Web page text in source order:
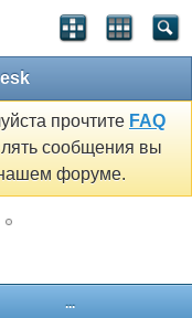
прочтите FAQ
сообщения вы
форуме.
...